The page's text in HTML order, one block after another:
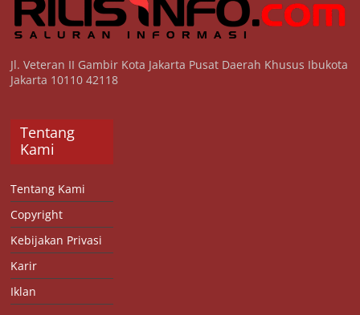
Jl. Veteran II Gambir Kota Jakarta Pusat Daerah Khusus Ibukota
Jakarta 10110 42118
Tentang
Kami
Tentang Kami
Copyright
Kebijakan Privasi
Karir
Iklan